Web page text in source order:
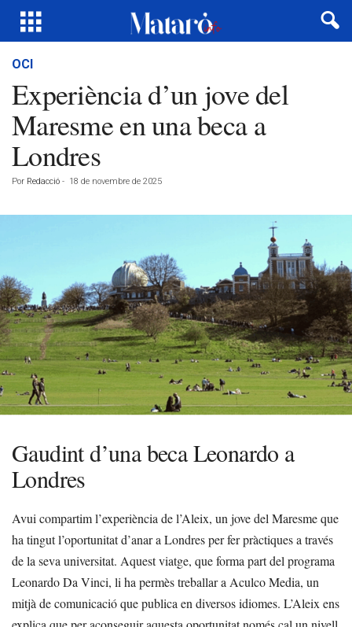
OCI
Experiència d’un jove del
Maresme en una beca a
Londres
Por Redacció - 18 de novembre de 2025
Gaudint d’una beca Leonardo a
Londres
Avui compartim l’experiència de l’Aleix, un jove del Maresme que
ha tingut l’oportunitat d’anar a Londres per fer pràctiques a través
de la seva universitat. Aquest viatge, que forma part del programa
Leonardo Da Vinci, li ha permès treballar a Aculco Media, un
mitjà de comunicació que publica en diversos idiomes. L’Aleix ens